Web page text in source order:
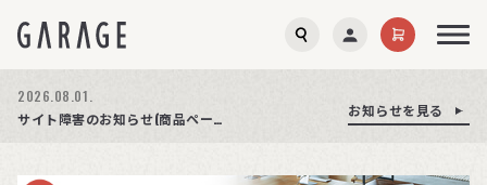
2026.08.03.
お知らせを見る
商品ページ障害復旧のお知らせ お知らせを見る
2026.08.01.
サイト障害のお知らせ(商品ページが正常に表示されない事象発生)
お知らせを見る